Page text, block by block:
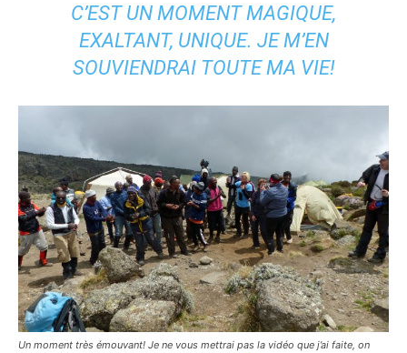
C’EST UN MOMENT MAGIQUE,
EXALTANT, UNIQUE. JE M’EN
SOUVIENDRAI TOUTE MA VIE!
Un moment très émouvant! Je ne vous mettrai pas la vidéo que j’ai faite, on